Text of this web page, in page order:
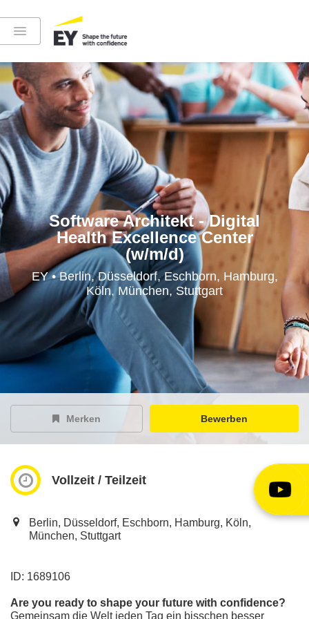
Instagram
LinkedIn
YouTube
Höre in die EY-Welt rein
EY Careers Spotlight
der Karriere-Podcast
EY Joblight
Software Architekt - Digital
Health Excellence Center
(w/m/d)
EY • Berlin, Düsseldorf, Eschborn, Hamburg,
Köln, München, Stuttgart
Merken Bewerben
Vollzeit / Teilzeit
Berlin, Düsseldorf, Eschborn, Hamburg, Köln,
München, Stuttgart
ID: 1689106
Are you ready to shape your future with confidence?
Gemeinsam die Welt jeden Tag ein bisschen besser